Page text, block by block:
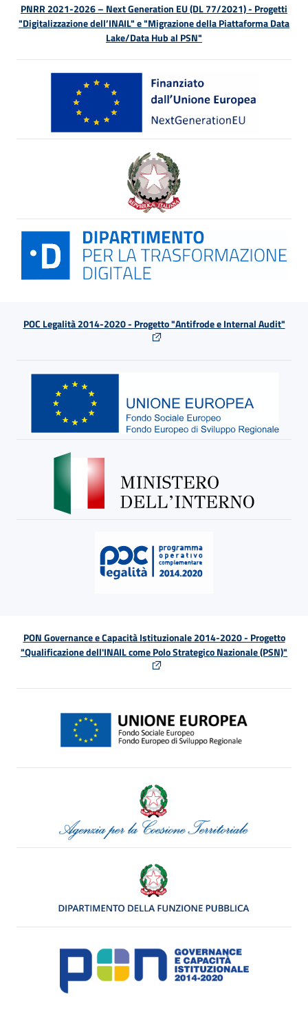
PNRR 2021-2026 – Next Generation EU (DL 77/2021) - Progetti
"Digitalizzazione dell’INAIL" e "Migrazione della Piattaforma Data
Lake/Data Hub al PSN"
POC Legalità 2014-2020 - Progetto "Antifrode e Internal Audit"
PON Governance e Capacità Istituzionale 2014-2020 - Progetto
"Qualificazione dell'INAIL come Polo Strategico Nazionale (PSN)"